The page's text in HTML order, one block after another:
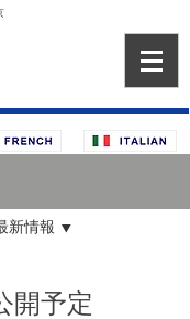
新情報
開予定